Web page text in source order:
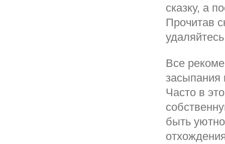
сказку, а
Прочитав
Все
засыпания
Часто в
быть